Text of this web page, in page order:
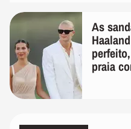
As
praia